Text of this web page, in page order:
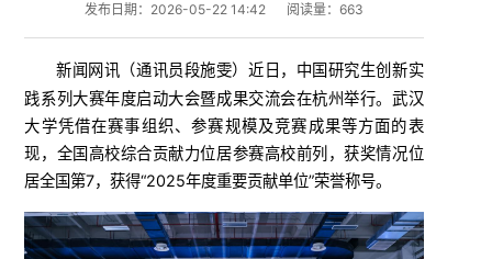
发布日期：2026-05-22 14:42
阅读量： 663
新闻网讯（通讯员段施雯）近日，中国研究生创新实
践系列大赛年度启动大会暨成果交流会在杭州举行。武汉
大学凭借在赛事组织、参赛规模及竞赛成果等方面的表
现，全国高校综合贡献力位居参赛高校前列，获奖情况位
居全国第7，获得“2025年度重要贡献单位”荣誉称号。